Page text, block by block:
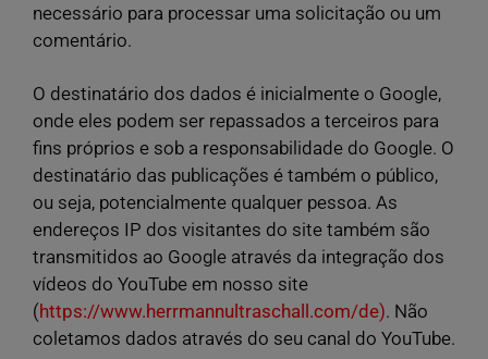
necessário para processar uma solicitação ou um
comentário.
O destinatário dos dados é inicialmente o Google,
onde eles podem ser repassados a terceiros para
fins próprios e sob a responsabilidade do Google. O
destinatário das publicações é também o público,
ou seja, potencialmente qualquer pessoa. As
endereços IP dos visitantes do site também são
transmitidos ao Google através da integração dos
vídeos do YouTube em nosso site
(https://www.herrmannultraschall.com/de). Não
coletamos dados através do seu canal do YouTube.